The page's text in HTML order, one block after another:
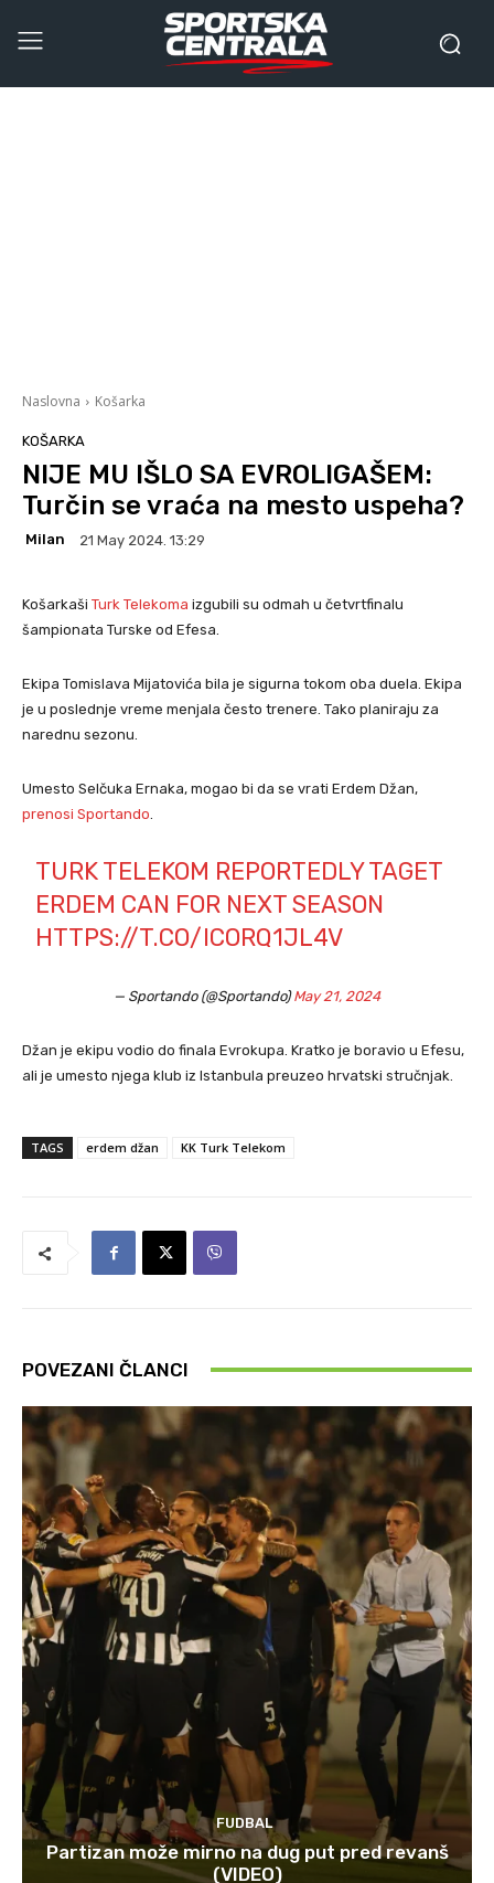
Naslovna Košarka
KOŠARKA
NIJE MU IŠLO SA EVROLIGAŠEM:
Turčin se vraća na mesto uspeha?
Milan 21 May 2024. 13:29
Košarkaši Turk Telekoma izgubili su odmah u četvrtfinalu
šampionata Turske od Efesa.
Ekipa Tomislava Mijatovića bila je sigurna tokom oba duela. Ekipa
je u poslednje vreme menjala često trenere. Tako planiraju za
narednu sezonu.
Umesto Selčuka Ernaka, mogao bi da se vrati Erdem Džan,
prenosi Sportando
TURK TELEKOM REPORTEDLY TAGET
ERDEM CAN FOR NEXT SEASON
HTTPS://T.CO/ICORQ1JL4V
— Sportando (@Sportando)May 21, 2024
Džan je ekipu vodio do finala Evrokupa. Kratko je boravio u Efesu,
ali je umesto njega klub iz Istanbula preuzeo hrvatski stručnjak.
TAGS erdem džan KK Turk Telekom
POVEZANI ČLANCI
FUDBAL
Partizan može mirno na dug put pred revanš
(VIDEO)